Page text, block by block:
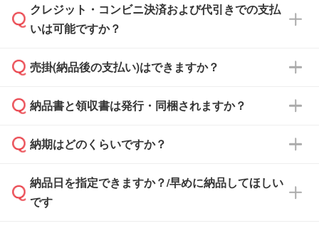
通常、翌営業日までにお送りしております。混
雑状況によっては、お時間をいただくこともご
依頼いただいた場合は、翌営業日以降のご連絡
クレジット・コンビニ決済および代引きでの支払
いは可能ですか？
銀行振込のみのご対応となります。
売掛(納品後の支払い)はできますか？
基本的には先入金をお願いしておりますが、自
どの場合は、月末締め翌月末払いに対応可能で
また、卒業・卒園記念品で対策委員会や個人様
納品書と領収書は発行・同梱されますか？
納品書・領収書は ご依頼をいただいた場合の
ず、通常はPDFデータをメール添付でお送りし
ます。
納期はどのくらいですか？
・印刷する場合(500個程度)
ご入金、イメージ画像の校了から約2週間～2
納品日を指定できますか？/早めに納品してほしい
です